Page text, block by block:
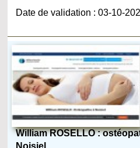
Date de validation : 03-10-
William ROSELLO :
Noisiel